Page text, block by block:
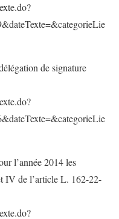
de signature
l’année 2014 les
IV de l’article L. 162-22-